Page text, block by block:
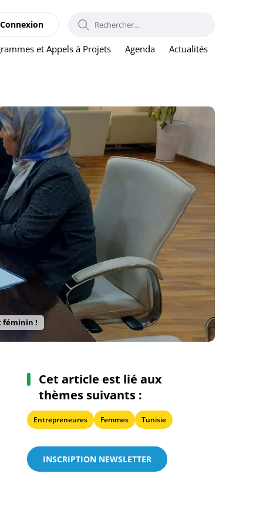
et Appels à Projets Agenda Actualités
Connexion RECHERCHER :
féminin !
Cet article est lié aux
thèmes suivants :
Entrepreneures Femmes Tunisie
INSCRIPTION NEWSLETTER